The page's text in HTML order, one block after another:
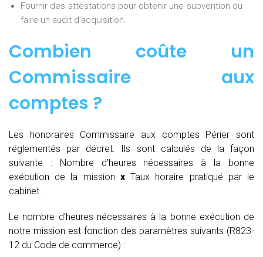
Fournir des attestations pour obtenir une subvention ou
faire un audit d’acquisition.
Combien coûte un
Commissaire aux
comptes ?
Les honoraires Commissaire aux comptes Périer sont
réglementés par décret. Ils sont calculés de la façon
suivante :
Nombre d’heures nécessaires à la bonne
exécution de la mission xTaux horaire pratiqué par le
cabinet.
Le nombre d’heures nécessaires à la bonne exécution de
notre mission est fonction des paramètres suivants (R823-
12 du Code de commerce) :